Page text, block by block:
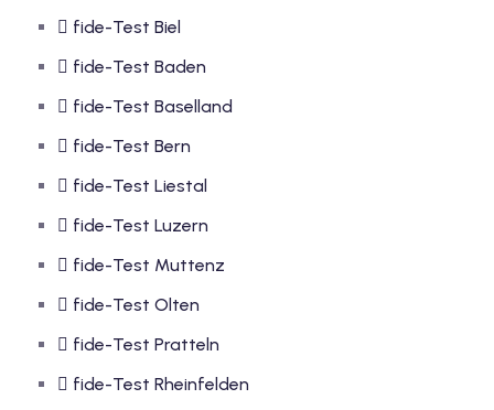
fide-Test Biel
fide-Test Baden
fide-Test Baselland
fide-Test Bern
fide-Test Liestal
fide-Test Luzern
fide-Test Muttenz
fide-Test Olten
fide-Test Pratteln
fide-Test Rheinfelden